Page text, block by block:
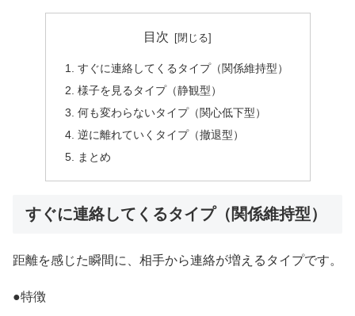
目次
すぐに連絡してくるタイプ（関係維持型）
様子を見るタイプ（静観型）
何も変わらないタイプ（関心低下型）
逆に離れていくタイプ（撤退型）
まとめ
すぐに連絡してくるタイプ（関係維持型）
距離を感じた瞬間に、相手から連絡が増えるタイプです。
●特徴